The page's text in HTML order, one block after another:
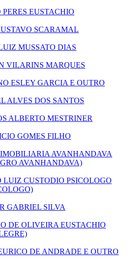
PERES EUSTACHIO
SCARAMAL
MUSSATO DIAS
VILARINS MARQUES
ESLEY GARCIA E OUTRO
ALVES DOS SANTOS
ALBERTO MESTRINER
GOMES FILHO
AVANHANDAVA
AVANHANDAVA)
LUIZ CUSTODIO PSICOLOGO
GABRIEL SILVA
DE OLIVEIRA EUSTACHIO
DE ANDRADE E OUTRO